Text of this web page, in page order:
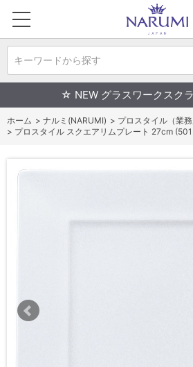
キーワードから探す
☆ NEW グラスワークスク
ホーム > ナルミ(NARUMI) > プロスタイル（業務
> プロスタイル スクエアリムプレート 27cm